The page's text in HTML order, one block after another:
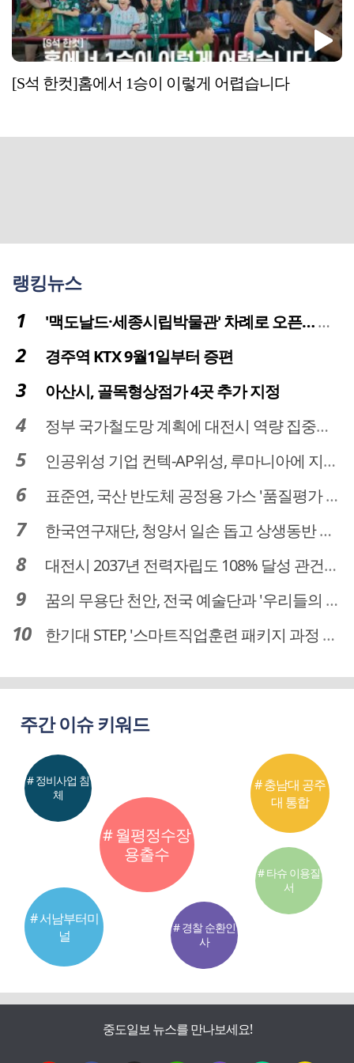
[S석 한컷]홈에서 1승이 이렇게 어렵습니다
랭킹뉴스
'맥도날드·세종시립박물관' 차례로 오픈… 고운동 정주여건 좋아진다
경주역 KTX 9월1일부터 증편
아산시, 골목형상점가 4곳 추가 지정
정부 국가철도망 계획에 대전시 역량 집중해야
인공위성 기업 컨텍-AP위성, 루마니아에 지상국 시스템 전수
표준연, 국산 반도체 공정용 가스 '품질평가 체계' 구축
한국연구재단, 청양서 일손 돕고 상생동반 친구맺기 봉사활동
대전시 2037년 전력자립도 108% 달성 관건은 '주민 수용성'
꿈의 무용단 천안, 전국 예술단과 '우리들의 하모니' 선보여
한기대 STEP, '스마트직업훈련 패키지 과정 3기' 모집
주간 이슈 키워드
# 월평정수장
용출수
# 서남부터미
널
# 충남대 공주
대 통합
# 정비사업 침
체
# 경찰 순환인
사
# 타슈 이용질
서
중도일보 뉴스를 만나보세요!